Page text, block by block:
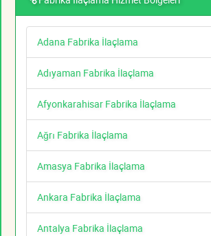
Adana Fabrika İlaçlama
Adıyaman Fabrika İlaçlama
Afyonkarahisar Fabrika İlaçlama
Ağrı Fabrika İlaçlama
Amasya Fabrika İlaçlama
Ankara Fabrika İlaçlama
Antalya Fabrika İlaçlama